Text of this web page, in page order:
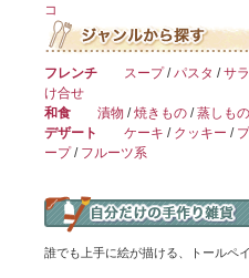
コ
フレンチ スープ/パスタ /サ
け合せ
和食
漬物 /焼きもの /蒸しもの
デザート
ケーキ / クッキー /
ープ/ フルーツ系
誰でも上手に絵が描ける、トールペイ